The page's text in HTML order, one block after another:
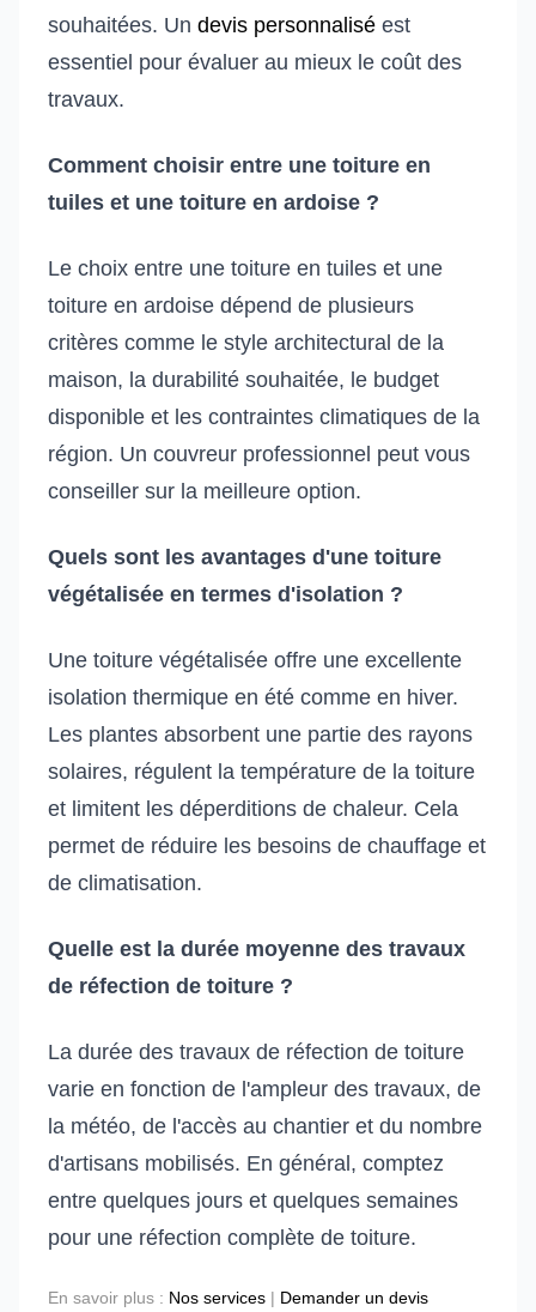
souhaitées. Un devis personnalisé est
essentiel pour évaluer au mieux le coût des
travaux.
Comment choisir entre une toiture en
tuiles et une toiture en ardoise ?
Le choix entre une toiture en tuiles et une
toiture en ardoise dépend de plusieurs
critères comme le style architectural de la
maison, la durabilité souhaitée, le budget
disponible et les contraintes climatiques de la
région. Un couvreur professionnel peut vous
conseiller sur la meilleure option.
Quels sont les avantages d'une toiture
végétalisée en termes d'isolation ?
Une toiture végétalisée offre une excellente
isolation thermique en été comme en hiver.
Les plantes absorbent une partie des rayons
solaires, régulent la température de la toiture
et limitent les déperditions de chaleur. Cela
permet de réduire les besoins de chauffage et
de climatisation.
Quelle est la durée moyenne des travaux
de réfection de toiture ?
La durée des travaux de réfection de toiture
varie en fonction de l'ampleur des travaux, de
la météo, de l'accès au chantier et du nombre
d'artisans mobilisés. En général, comptez
entre quelques jours et quelques semaines
pour une réfection complète de toiture.
En savoir plus : Nos services | Demander un devis